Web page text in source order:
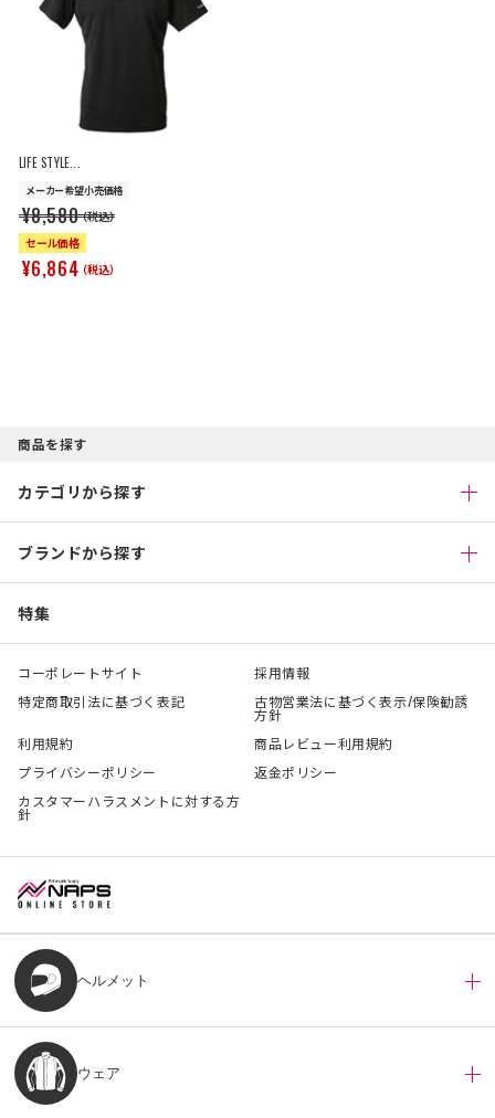
LIFE STYLE...
メーカー希望小売価格
¥8,580（税込）
セール価格
¥6,864（税込）
商品を探す
カテゴリから探す
ブランドから探す
特集
コーポレートサイト
採用情報
特定商取引法に基づく表記
古物営業法に基づく表示/保険勧誘
方針
利用規約
商品レビュー利用規約
プライバシーポリシー
返金ポリシー
カスタマーハラスメントに対する方
針
ヘルメット
ウェア